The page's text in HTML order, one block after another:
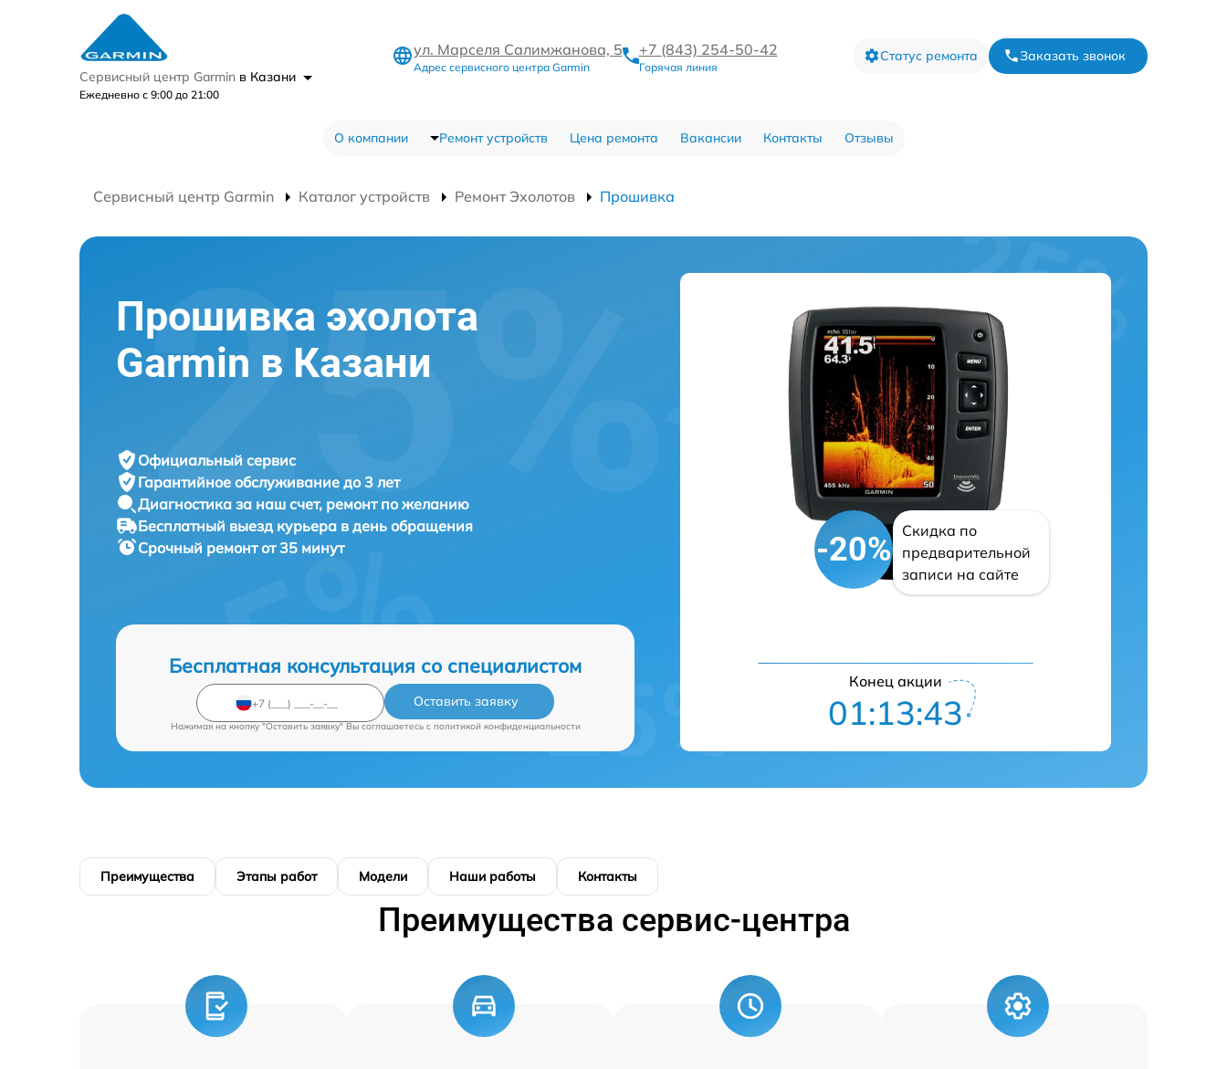
Сервисный центр Garmin в Казани
Ежедневно с 9:00 до 21:00
ул. Марселя Салимжанова, 5
Адрес сервисного центра Garmin
+7 (843) 254-50-42
Горячая линия
Статус ремонта Заказать звонок
О компании Ремонт устройств Цена ремонта Вакансии Контакты Отзывы
Сервисный центр Garmin Каталог устройств Ремонт Эхолотов Прошивка
Прошивка эхолота
Garmin в Казани
Официальный сервис
Гарантийное обслуживание до 3 лет
Диагностика за наш счет, ремонт по желанию
Бесплатный выезд курьера в день обращения
Срочный ремонтот 35 минут
Бесплатная консультация со специалистом
Оставить заявку
Нажимая на кнопку "Оставить заявку" Вы соглашаетесь c политикой конфиденциальности
-20%
Скидка по
предварительной
записи на сайте
Конец акции
01:13:42
Преимущества Этапы работ Модели Наши работы Контакты
Преимущества сервис-центра